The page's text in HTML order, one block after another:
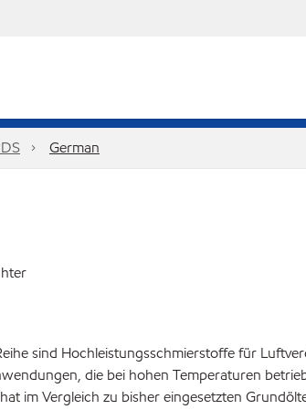
German
sind Hochleistungsschmierstoffe für
die bei hohen Temperaturen
im Vergleich zu bisher eingesetzten